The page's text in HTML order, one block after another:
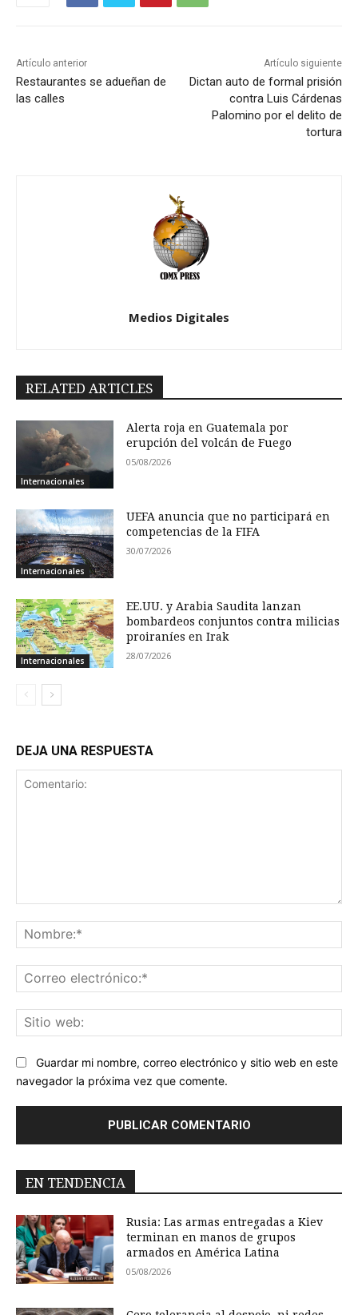
Artículo anterior
Restaurantes se adueñan de
las calles
Artículo siguiente
Dictan auto de formal prisión
contra Luis Cárdenas
Palomino por el delito de
tortura
Medios Digitales
RELATED ARTICLES
Internacionales
Alerta roja en Guatemala por
erupción del volcán de Fuego
05/08/2026
Internacionales
UEFA anuncia que no participará en
competencias de la FIFA
30/07/2026
Internacionales
EE.UU. y Arabia Saudita lanzan
bombardeos conjuntos contra milicias
proiraníes en Irak
28/07/2026
DEJA UNA RESPUESTA
Guardar mi nombre, correo electrónico y sitio web en este
navegador la próxima vez que comente.
EN TENDENCIA
Rusia: Las armas entregadas a Kiev
terminan en manos de grupos
armados en América Latina
05/08/2026